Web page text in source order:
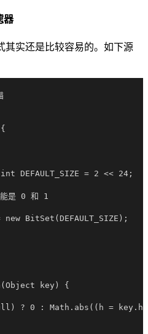
器
其实还是比较容易的。如下源
DEFAULT_SIZE = 2 << 24;
是 0 和 1
new BitSet(DEFAULT_SIZE);
key) {
? 0 : Math.abs((h =